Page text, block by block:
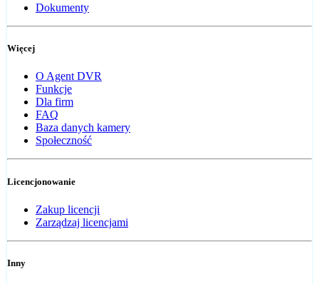
Dokumenty
Więcej
O Agent DVR
Funkcje
Dla firm
FAQ
Baza danych kamery
Społeczność
Licencjonowanie
Zakup licencji
Zarządzaj licencjami
Inny